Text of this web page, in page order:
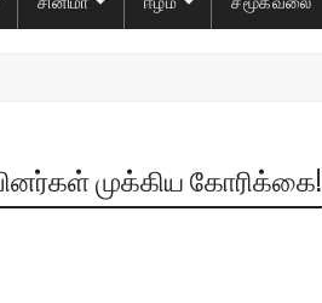
முக்கிய கோரிக்கை!